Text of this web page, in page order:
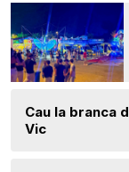
Cau la branca
Vic